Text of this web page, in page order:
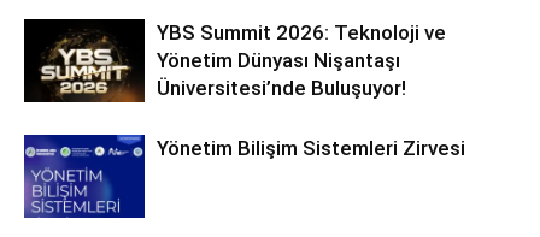
YBS Summit 2026: Teknoloji ve
Yönetim Dünyası Nişantaşı
Üniversitesi’nde Buluşuyor!
Yönetim Bilişim Sistemleri Zirvesi